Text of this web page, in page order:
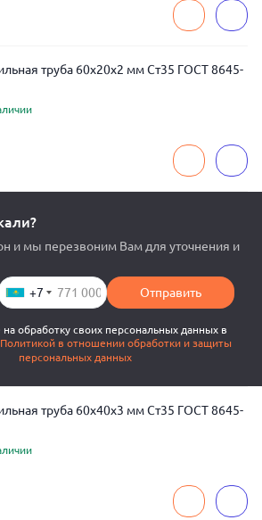
труба 60x20x2 мм Ст35 ГОСТ 8645-
и мы перезвоним Вам для уточнения и
+7 Отправить
обработку своих персональных данных в
Политикой в отношении обработки и защиты
персональных данных
труба 60x40x3 мм Ст35 ГОСТ 8645-